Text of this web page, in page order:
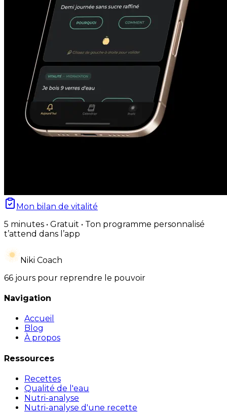
Mon bilan de vitalité
5 minutes • Gratuit • Ton programme personnalisé
t’attend dans l’app
Niki Coach
66 jours pour reprendre le pouvoir
Navigation
Accueil
Blog
À propos
Ressources
Recettes
Qualité de l'eau
Nutri-analyse
Nutri-analyse d'une recette